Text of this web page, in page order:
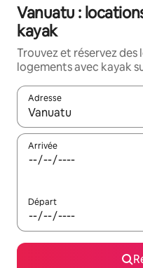
Vanuatu :
kayak
Trouvez et réservez
logements avec kayak
Adresse
Lorsque les résultats
Arrivée
Départ